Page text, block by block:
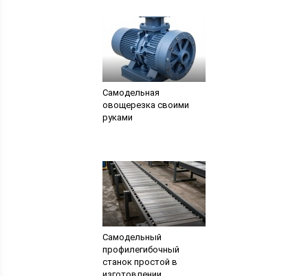
Самодельная
овощерезка своими
руками
Самодельный
профилегибочный
станок простой в